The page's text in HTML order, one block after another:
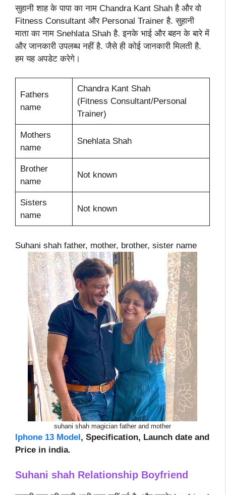
सुहानी शाह के पापा का नाम Chandra Kant Shah है और वो
Fitness Consultant और Personal Trainer है. सुहानी
माता का नाम Snehlata Shah है. इनके भाई और बहन के बारे में
और जानकारी उपलब्ध नहीं है. जैसे ही कोई जानकारी मिलती है.
हम यह अपडेट करेगे।
Fathers
name
Chandra Kant Shah
(Fitness Consultant/Personal
Trainer)
Mothers
name
Snehlata Shah
Brother
name
Not known
Sisters
name
Not known
Suhani shah father, mother, brother, sister name
suhani shah magician father and mother
Iphone 13 Model, Specification, Launch date and
Price in india.
Suhani shah Relationship Boyfriend